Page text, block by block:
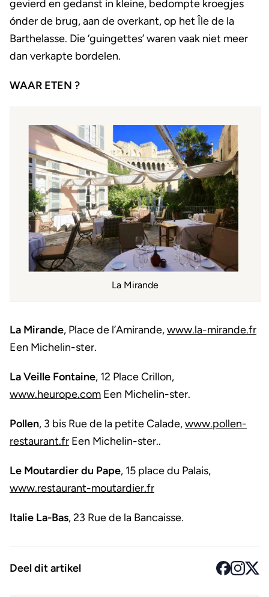
gevierd en gedanst in kleine, bedompte kroegjes
ónder de brug, aan de overkant, op het Île de la
Barthelasse. Die ‘guingettes’ waren vaak niet meer
dan verkapte bordelen.
WAAR ETEN ?
La Mirande
La Mirande, Place de l’Amirande,www.la-mirande.fr
Een Michelin-ster.
La Veille Fontaine, 12 Place Crillon,
www.heurope.com Een Michelin-ster.
Pollen, 3 bis Rue de la petite Calade,www.pollen-
restaurant.fr Een Michelin-ster..
Le Moutardier du Pape, 15 place du Palais,
www.restaurant-moutardier.fr
Italie La-Bas, 23 Rue de la Bancaisse.
Deel dit artikel